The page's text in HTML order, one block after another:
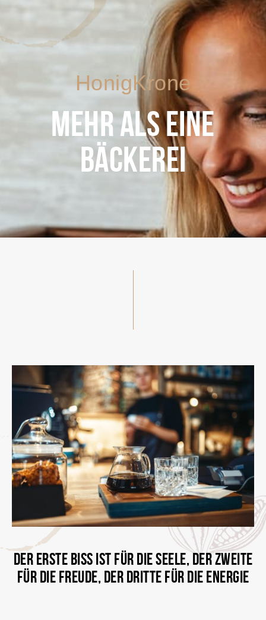
HonigKrone
MEHR ALS EINE
BÄCKEREI
DER ERSTE BISS IST FÜR DIE SEELE, DER ZWEITE
FÜR DIE FREUDE, DER DRITTE FÜR DIE ENERGIE